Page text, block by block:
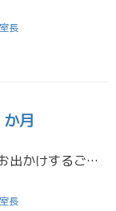
長
月
今週からGWとなり、どこかにお出かけするご家庭や、部活で試合などが行われるところも多いことでしょう。春は低気圧と高気圧が交互に日本列島を覆い、そのせいもあり日々天気が変わりやすく、気温も変化が大きい時期です。 また、多く […]
長